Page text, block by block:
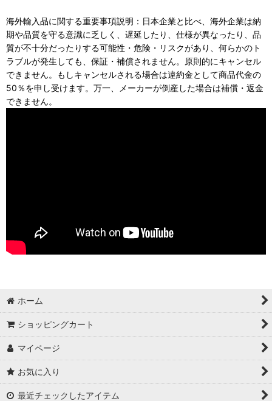
海外輸入品に関する重要事項説明：日本企業と比べ、海外企業は納
期や品質を守る意識に乏しく、遅延したり、仕様が異なったり、品
質が不十分だったりする可能性・危険・リスクがあり、何らかのト
ラブルが発生しても、保証・補償されません。原則的にキャンセル
できません。もしキャンセルされる場合は違約金として商品代金の
50％を申し受けます。万一、メーカーが倒産した場合は補償・返金
できません。
ホーム
ショッピングカート
マイページ
お気に入り
最近チェックしたアイテム